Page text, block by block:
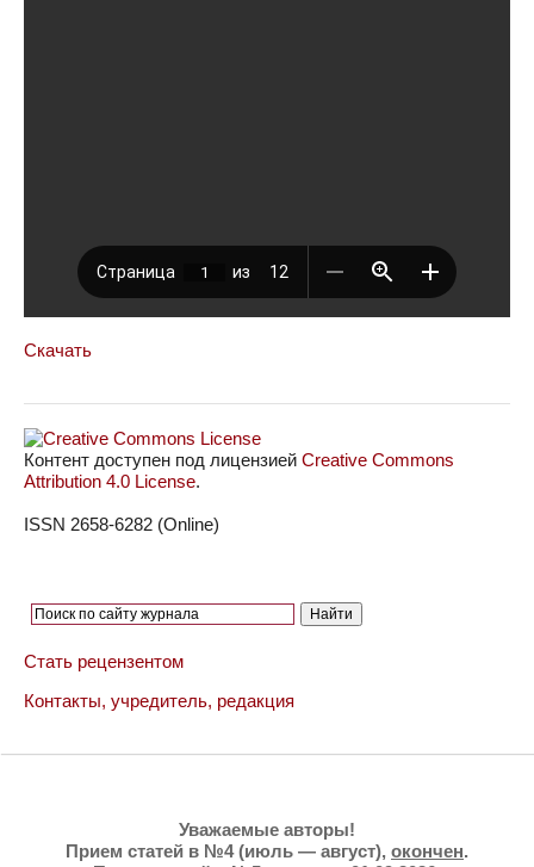
Скачать
Контент доступен под лицензией Creative Commons
Attribution 4.0 License.
ISSN 2658-6282 (Online)
Стать рецензентом
Контакты, учредитель, редакция
Уважаемые авторы!
Прием статей в №4 (июль — август), окончен.